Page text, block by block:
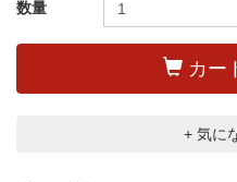
数量
カー
+ 気に